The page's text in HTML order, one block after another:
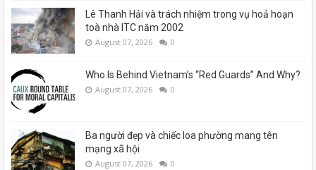
Lê Thanh Hải và trách nhiệm trong vụ hoả hoạn
toà nhà ITC năm 2002
August 07, 2026 0
Who Is Behind Vietnam’s “Red Guards” And Why?
August 07, 2026 0
Ba người đẹp và chiếc loa phường mang tên
mạng xã hội
August 07, 2026 0